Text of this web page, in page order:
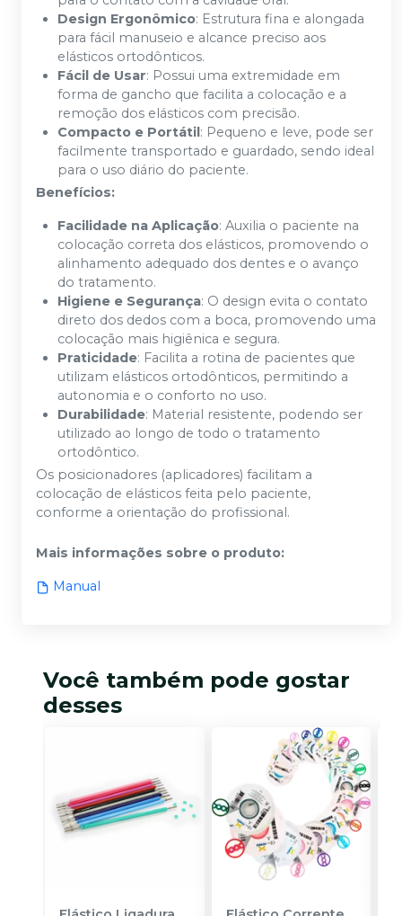
Design Ergonômico: Estrutura fina e alongada
para fácil manuseio e alcance preciso aos
elásticos ortodônticos.
Fácil de Usar: Possui uma extremidade em
forma de gancho que facilita a colocação e a
remoção dos elásticos com precisão.
Compacto e Portátil: Pequeno e leve, pode ser
facilmente transportado e guardado, sendo ideal
para o uso diário do paciente.
Benefícios:
Facilidade na Aplicação: Auxilia o paciente na
colocação correta dos elásticos, promovendo o
alinhamento adequado dos dentes e o avanço
do tratamento.
Higiene e Segurança: O design evita o contato
direto dos dedos com a boca, promovendo uma
colocação mais higiênica e segura.
Praticidade: Facilita a rotina de pacientes que
utilizam elásticos ortodônticos, permitindo a
autonomia e o conforto no uso.
Durabilidade: Material resistente, podendo ser
utilizado ao longo de todo o tratamento
ortodôntico.
Os posicionadores (aplicadores) facilitam a
colocação de elásticos feita pelo paciente,
conforme a orientação do profissional.
Mais informações sobre o produto:
Manual
Você também pode gostar
desses